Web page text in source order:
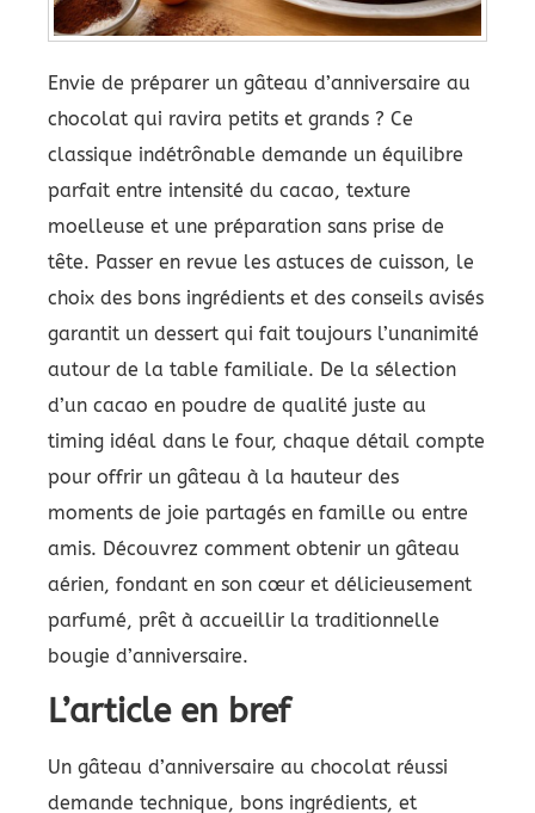
Envie de préparer un gâteau d’anniversaire au
chocolat qui ravira petits et grands ? Ce
classique indétrônable demande un équilibre
parfait entre intensité du cacao, texture
moelleuse et une préparation sans prise de
tête. Passer en revue les astuces de cuisson, le
choix des bons ingrédients et des conseils avisés
garantit un dessert qui fait toujours l’unanimité
autour de la table familiale. De la sélection
d’un cacao en poudre de qualité juste au
timing idéal dans le four, chaque détail compte
pour offrir un gâteau à la hauteur des
moments de joie partagés en famille ou entre
amis. Découvrez comment obtenir un gâteau
aérien, fondant en son cœur et délicieusement
parfumé, prêt à accueillir la traditionnelle
bougie d’anniversaire.
L’article en bref
Un gâteau d’anniversaire au chocolat réussi
demande technique, bons ingrédients, et